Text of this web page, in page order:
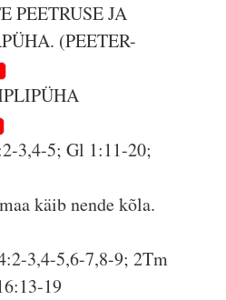
PEETRUSE JA
(PEETER-
3,4-5; Gl 1:11-20;
käib nende kõla.
3,4-5,6-7,8-9; 2Tm
19